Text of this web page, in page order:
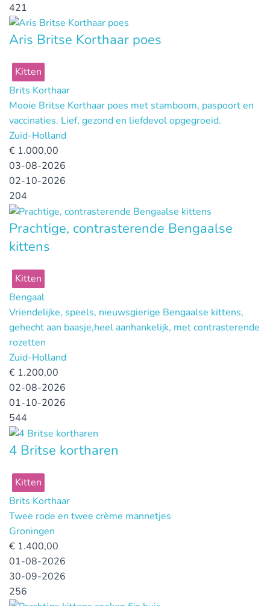
421
Aris Britse Korthaar poes
Kitten
Brits Korthaar
Mooie Britse Korthaar poes met stamboom, paspoort en
vaccinaties. Lief, gezond en liefdevol opgegroeid.
Zuid-Holland
€ 1.000,00
03-08-2026
02-10-2026
204
Prachtige, contrasterende Bengaalse
kittens
Kitten
Bengaal
Vriendelijke, speels, nieuwsgierige Bengaalse kittens,
gehecht aan baasje,heel aanhankelijk, met contrasterende
rozetten
Zuid-Holland
€ 1.200,00
02-08-2026
01-10-2026
544
4 Britse kortharen
Kitten
Brits Korthaar
Twee rode en twee crème mannetjes
Groningen
€ 1.400,00
01-08-2026
30-09-2026
256